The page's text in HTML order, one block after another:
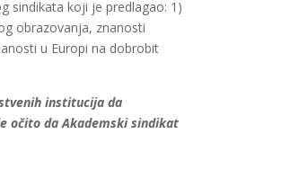
sindikata koji je predlagao: 1)
obrazovanja, znanosti
u Europi na dobrobit
institucija da
očito da Akademski sindikat